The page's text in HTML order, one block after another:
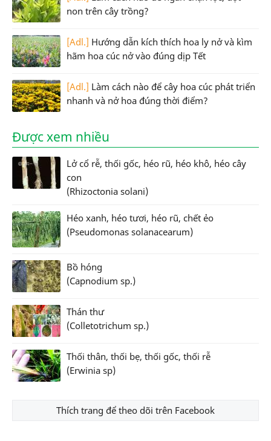
non trên cây trồng?
[Adl.] Hướng dẫn kích thích hoa ly nở và kìm
hãm hoa cúc nở vào đúng dịp Tết
[Adl.] Làm cách nào để cây hoa cúc phát triển
nhanh và nở hoa đúng thời điểm?
Được xem nhiều
Lở cổ rễ, thối gốc, héo rũ, héo khô, héo cây
con
(Rhizoctonia solani)
Héo xanh, héo tươi, héo rũ, chết ẻo
(Pseudomonas solanacearum)
Bồ hóng
(Capnodium sp.)
Thán thư
(Colletotrichum sp.)
Thối thân, thối bẹ, thối gốc, thối rễ
(Erwinia sp)
Thích trang để theo dõi trên Facebook